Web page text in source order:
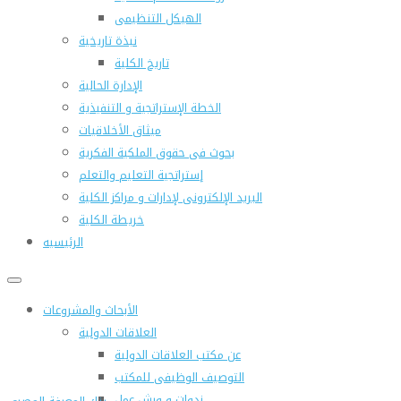
الهيكل التنظيمى
نبذة تاريخية
تاريخ الكلية
الإدارة الحالية
الخطة الإستراتجية و التنفيذية
ميثاق الأخلاقيات
بحوث فى حقوق الملكية الفكرية
إستراتجية التعليم والتعلم
البريد الإلكترونى لإدارات و مراكز الكلية
خريطة الكلية
الرئيسيه
الأبحاث والمشروعات
العلاقات الدولية
عن مكتب العلاقات الدولية
التوصيف الوظيفى للمكتب